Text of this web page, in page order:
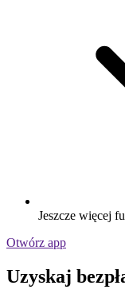
Jeszcze więcej
Otwórz app
Uzyskaj